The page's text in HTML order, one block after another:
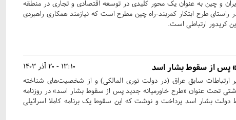
و چین به عنوان یک محور کلیدی در توسعه اقتصادی و تجاری در منطقه
راستای طرح ابتکار کمربند-راه چین مطرح است که نیازمند همکاری راهبردی
کریدور ارتباطی است.
13:10 - 20 آذر 1403 پس از سقوط بشار اسد
ارتباطات سابق عراق (در دولت نوری المالکی) و از شخصیت‌های شناخته
تحت عنوان «طرح خاورمیانه جدید پس از سقوط بشار اسد» در روزنامه
دولت بشار اسد پرداخت و نوشت که این سقوط یک برنامه کاملا اسرائیلی